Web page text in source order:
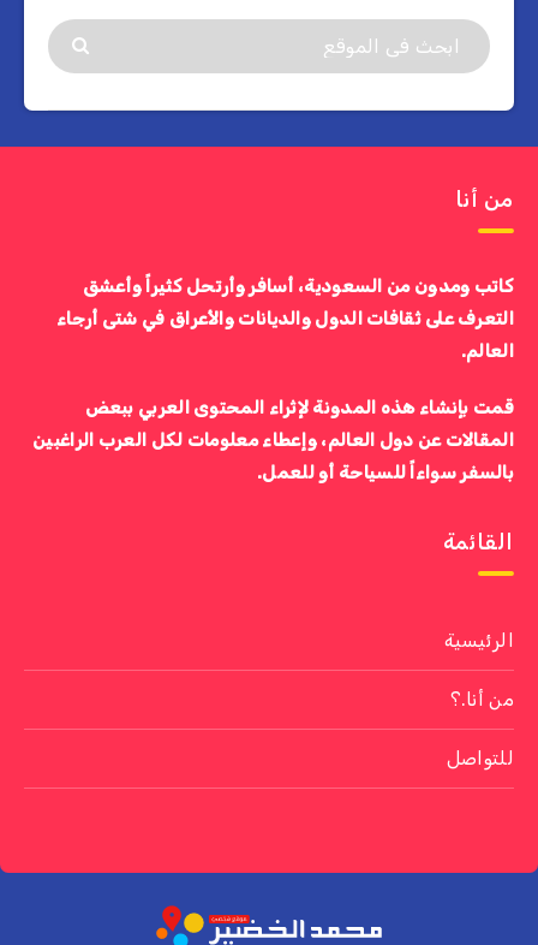
من أنا
كاتب ومدون من السعودية، أسافر وأرتحل كثيراً وأعشق
التعرف على ثقافات الدول والديانات والأعراق في شتى أرجاء
العالم.
قمت بإنشاء هذه المدونة لإثراء المحتوى العربي ببعض
المقالات عن دول العالم، وإعطاء معلومات لكل العرب الراغبين
بالسفر سواءاً للسياحة أو للعمل.
القائمة
الرئيسية
من أنا.؟
للتواصل